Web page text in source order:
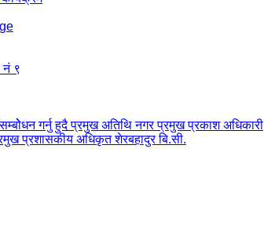
नं ९
गर्नु हुदै प्रमुख अतिथि नगर प्रमुख प्रकाश अधिकारी
प्रशासकीय अधिकृत शेरबहादुर बि.सी.